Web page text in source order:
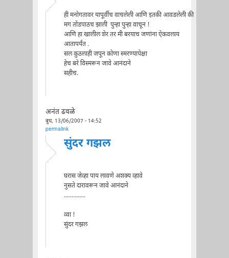
ही मनोगतावर यापूर्वीच वाचलेली आणि इतकी आवडलेली की
मग तोंडपाठच झाली पुन्हा पुन्हा वाचून !
आणि हा खालील शेर तर मी बरयाच जणांना ऐकवलाय
आतापर्यंत .
सल कुठलाही जपून कोणा स्मरण्यापेक्षा
हेच बरे विस्मरून जावे आनंदाने
सहीच.
अनंत ढवळे
बुध, 13/06/2007 - 14:52
permalink
सुंदर गझल
घरास जेव्हा पाय लावणे अशक्य व्हावे
नुसते दारावरून जावे आनंदाने
..............
व्वा !
सुंदर गझल